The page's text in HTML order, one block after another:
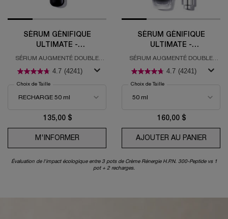
SÉRUM GÉNIFIQUE
ULTIMATE -
RECHARGEABLE
SÉRUM AUGMENTÉ DOUBLE
4.7 (4241)
Choix de Taille
135,00 $
M'INFORMERWHEN THE SÉRUM GÉNIFIQUE ULTIMATE -
SÉRUM GÉNIFIQUE
ULTIMATE -
RECHARGEABLE
SÉRUM AUGMENTÉ DOUBLE
4.7 (4241)
Choix de Taille
160,00 $
AJOUTER AU PANIER
Évaluation de l'impact écologique entre 3 pots de Crème Rénergie H.P.N. 300-Peptide vs 1
pot + 2 recharges.